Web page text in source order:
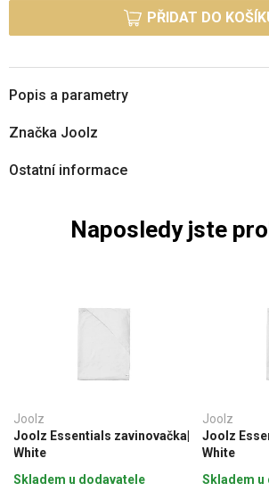
PŘIDAT DO
Popis a parametry
Značka Joolz
Ostatní informace
Naposledy jste
Joolz
Joolz Essentials zavinovačka|
White
Skladem u dodavatele
Joolz
Joolz
White
Skladem u